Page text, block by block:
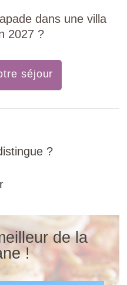
dans une villa
2027 ?
séjour
?
de la
!